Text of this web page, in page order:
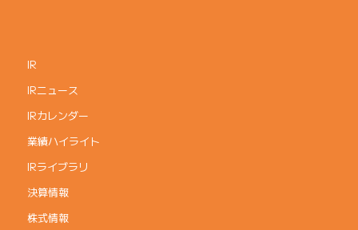
IR
IRニュース
IRカレンダー
業績ハイライト
IRライブラリ
決算情報
株式情報